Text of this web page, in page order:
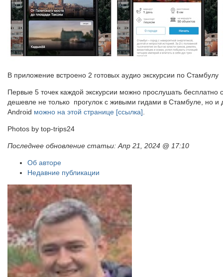
В приложение встроено 2 готовых аудио экскурсии по Стамбулу
Первые 5 точек каждой экскурсии можно прослушать бесплатно
дешевле не только прогулок с живыми гидами в Стамбуле, но и
Android можно на этой странице [ссылка]
Photos by top-trips24
Последнее обновление статьи: Апр 21, 2024 @ 17:10
Об авторе
Недавние публикации